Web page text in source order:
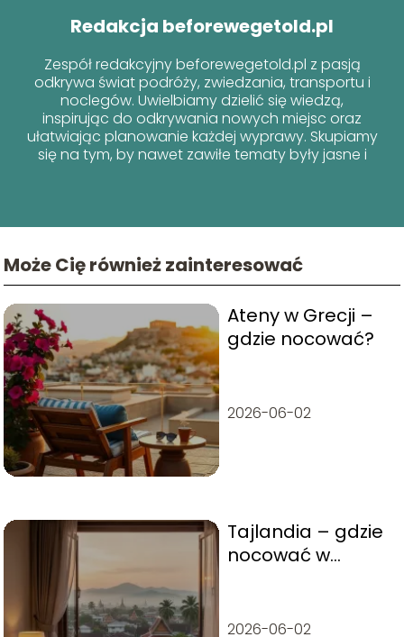
Redakcja beforewegetold.pl
Zespół redakcyjny beforewegetold.pl z pasją
odkrywa świat podróży, zwiedzania, transportu i
noclegów. Uwielbiamy dzielić się wiedzą,
inspirując do odkrywania nowych miejsc oraz
ułatwiając planowanie każdej wyprawy. Skupiamy
się na tym, by nawet zawiłe tematy były jasne i
Może Cię również zainteresować
Ateny w Grecji –
gdzie nocować?
2026-06-02
Tajlandia – gdzie
nocować w
2026-06-02